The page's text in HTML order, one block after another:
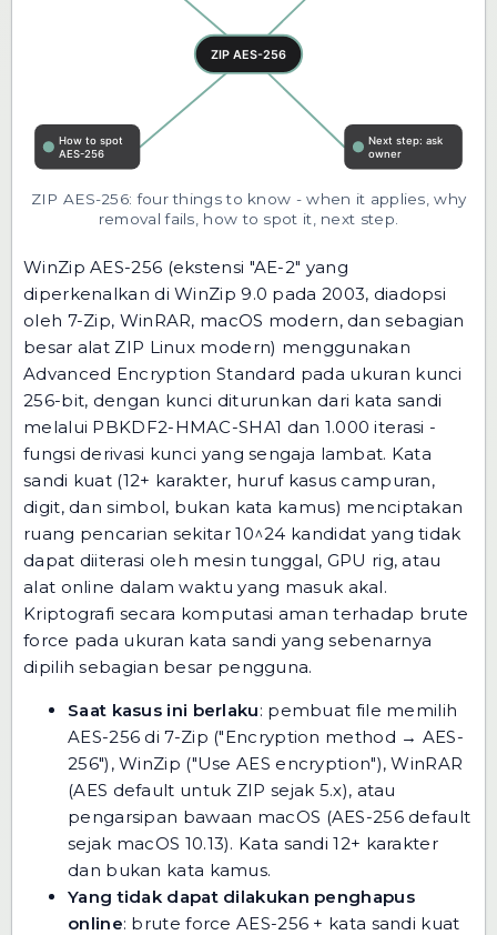
ZIP AES-256: four things to know - when it applies, why
removal fails, how to spot it, next step.
WinZip AES-256 (ekstensi "AE-2" yang
diperkenalkan di WinZip 9.0 pada 2003, diadopsi
oleh 7-Zip, WinRAR, macOS modern, dan sebagian
besar alat ZIP Linux modern) menggunakan
Advanced Encryption Standard pada ukuran kunci
256-bit, dengan kunci diturunkan dari kata sandi
melalui PBKDF2-HMAC-SHA1 dan 1.000 iterasi -
fungsi derivasi kunci yang sengaja lambat. Kata
sandi kuat (12+ karakter, huruf kasus campuran,
digit, dan simbol, bukan kata kamus) menciptakan
ruang pencarian sekitar 10^24 kandidat yang tidak
dapat diiterasi oleh mesin tunggal, GPU rig, atau
alat online dalam waktu yang masuk akal.
Kriptografi secara komputasi aman terhadap brute
force pada ukuran kata sandi yang sebenarnya
dipilih sebagian besar pengguna.
Saat kasus ini berlaku: pembuat file memilih
AES-256 di 7-Zip ("Encryption method → AES-
256"), WinZip ("Use AES encryption"), WinRAR
(AES default untuk ZIP sejak 5.x), atau
pengarsipan bawaan macOS (AES-256 default
sejak macOS 10.13). Kata sandi 12+ karakter
dan bukan kata kamus.
Yang tidak dapat dilakukan penghapus
online: brute force AES-256 + kata sandi kuat